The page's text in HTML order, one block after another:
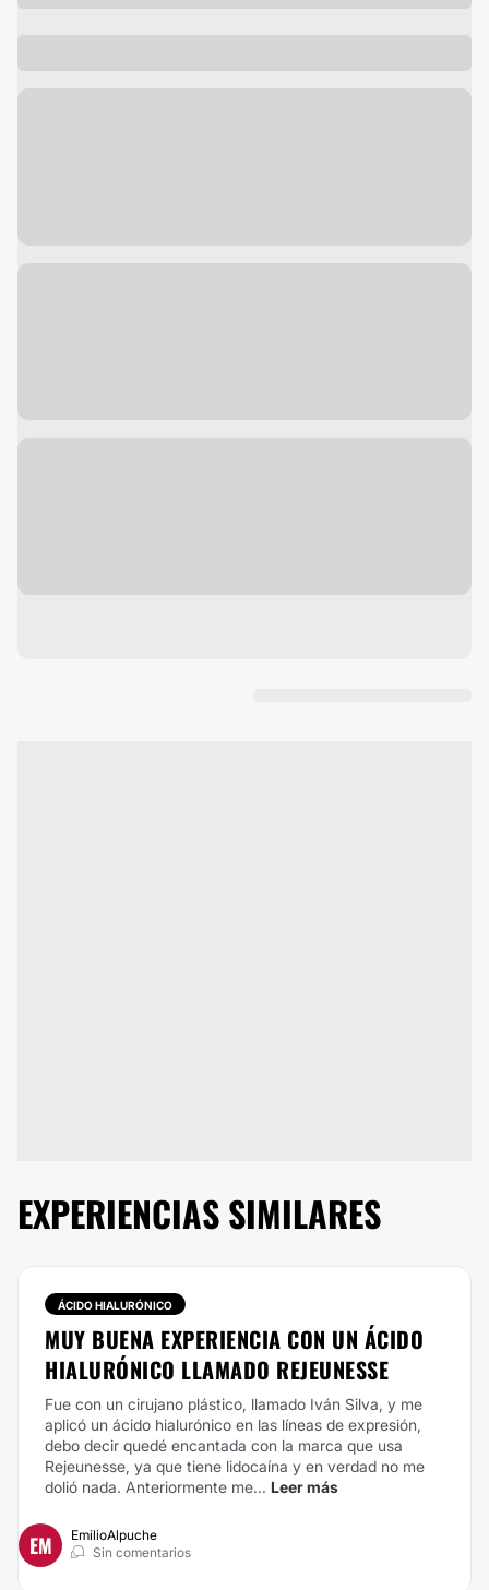
EXPERIENCIAS SIMILARES
ÁCIDO HIALURÓNICO
MUY BUENA EXPERIENCIA CON UN ÁCIDO
HIALURÓNICO LLAMADO REJEUNESSE
Fue con un cirujano plástico, llamado Iván Silva, y me
aplicó un ácido hialurónico en las líneas de expresión,
debo decir quedé encantada con la marca que usa
Rejeunesse, ya que tiene lidocaína y en verdad no me
dolió nada. Anteriormente me... Leer más
EM
EmilioAlpuche
Sin comentarios